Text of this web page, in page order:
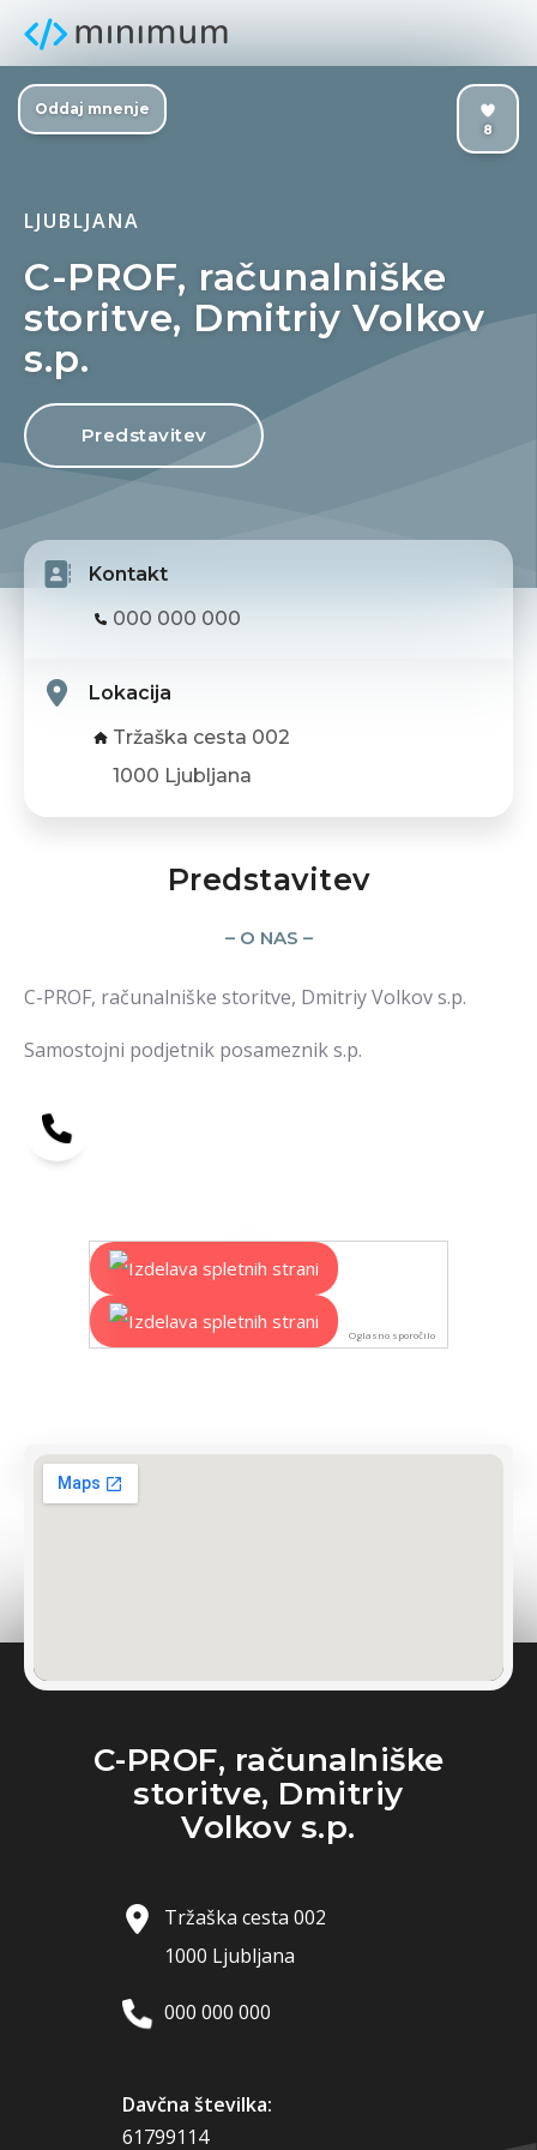
8
Oddaj mnenje
LJUBLJANA
C-PROF, računalniške
storitve, Dmitriy Volkov
s.p.
Predstavitev
Kontakt
000 000 000
Lokacija
Tržaška cesta 002
1000 Ljubljana
Predstavitev
– O NAS –
C-PROF, računalniške storitve, Dmitriy Volkov s.p.
Samostojni podjetnik posameznik s.p.
Oglasno sporočilo
C-PROF, računalniške
storitve, Dmitriy
Volkov s.p.
Tržaška cesta 002
1000 Ljubljana
000 000 000
Davčna številka:
61799114